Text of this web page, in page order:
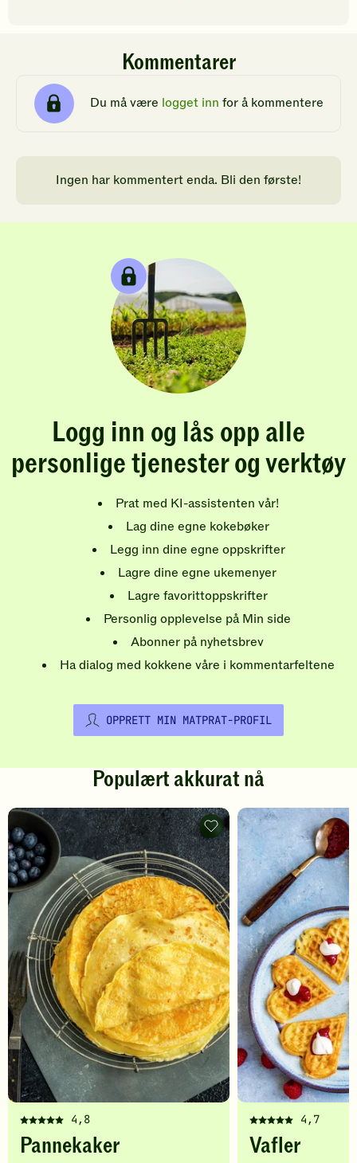
Kommentarer
Du må være logget inn for å kommentere
Ingen har kommentert enda. Bli den første!
Logg inn og lås opp alle
personlige tjenester og verktøy
Prat med KI-assistenten vår!
Lag dine egne kokebøker
Legg inn dine egne oppskrifter
Lagre dine egne ukemenyer
Lagre favorittoppskrifter
Personlig opplevelse på Min side
Abonner på nyhetsbrev
Ha dialog med kokkene våre i kommentarfeltene
OPPRETT MIN MATPRAT-PROFIL
Populært akkurat nå
4,8
Denne
oppskriften
Pannekaker
Pannekaker
-
legg
til
favoritter
4,7
Denne
oppskriften
Vafler